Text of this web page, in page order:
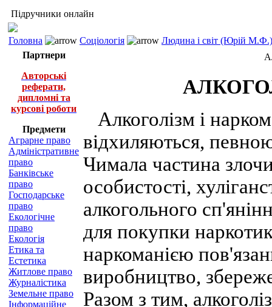
Підручники онлайн
Головна Соціологія
Людина і світ (Юрій М.Ф.)
Партнери
Авторські
реферати,
дипломні та
курсові роботи
Предмети
Аграрне право
Адміністративне
право
Банківське
право
Господарське
право
Екологічне
право
Екологія
Етика та
Естетика
Житлове право
Журналістика
Земельне право
Інформаційне
Алкоголізм і
відхиляються,
Чимала частина
особистості,
алкогольного
для покупки
наркоманією
виробництво,
Разом з тим,